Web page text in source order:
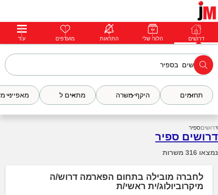
דרושים פרופילים הודעות פרימיום דרושים הלוח שלי התראות מועדפים עוד
תחומים היקף משרה מתאים ל מאפייני
דרושיםספיר
דרושים ספיר
נמצאו 316 משרות
לחברה מובילה בתחום הפארמה דרוש/ה
מיקרוביולוג/ית ראשי/ת